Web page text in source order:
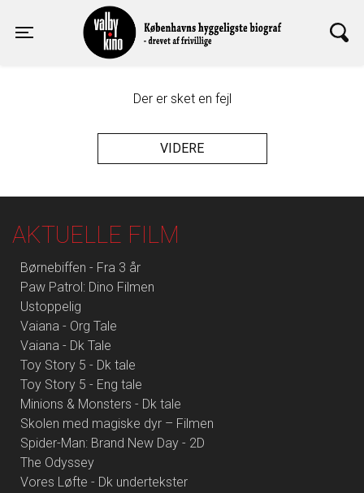
Toggle navigation
Valby Kino
Der er sket en fejl
VIDERE
AKTUELLE FILM
Børnebiffen - Fra 3 år
Paw Patrol: Dino Filmen
Ustoppelig
Vaiana - Org Tale
Vaiana - Dk Tale
Toy Story 5 - Dk tale
Toy Story 5 - Eng tale
Minions & Monsters - Dk tale
Skolen med magiske dyr – Filmen
Spider-Man: Brand New Day - 2D
The Odyssey
Vores Løfte - Dk undertekster